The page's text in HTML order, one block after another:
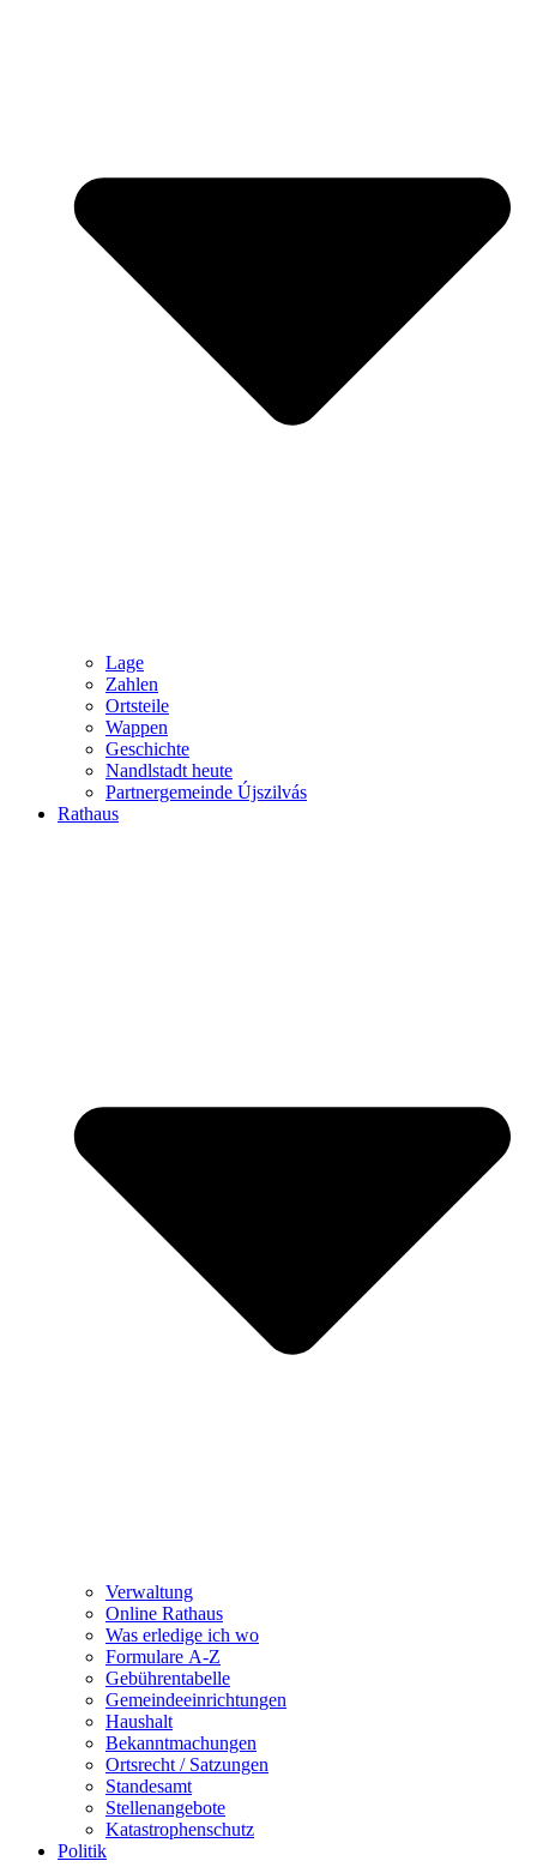
Lage
Zahlen
Ortsteile
Wappen
Geschichte
Nandlstadt heute
Partnergemeinde Újszilvás
Rathaus
Verwaltung
Online Rathaus
Was erledige ich wo
Formulare A-Z
Gebührentabelle
Gemeindeeinrichtungen
Haushalt
Bekanntmachungen
Ortsrecht / Satzungen
Standesamt
Stellenangebote
Katastrophenschutz
Politik